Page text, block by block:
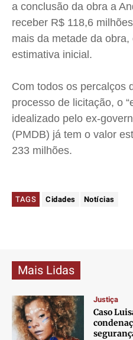
a conclusão da obra a
receber R$ 118,6
mais da metade da
estimativa inicial.
Com todos os percalços
processo de licitação, o
idealizado pelo ex-
(PMDB) já tem o valor
233 milhões.
TAGS Cidades Notícias
Mais Lidas
Justiça
Caso